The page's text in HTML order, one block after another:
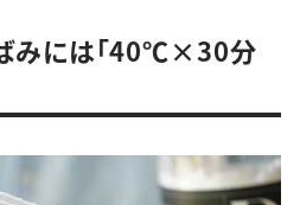
みには「40℃×30分